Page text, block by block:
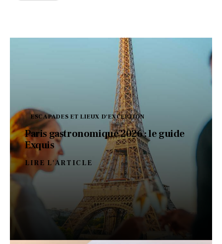
ESCAPADES ET LIEUX D'EXCEPTION
Paris gastronomique 2026 : le guide
Exquis
LIRE L'ARTICLE